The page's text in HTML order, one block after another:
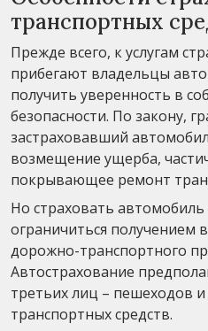
транспортных
Прежде всего, к услугам
прибегают владельцы
получить уверенность в
безопасности. По закону,
застраховавший
возмещение ущерба,
покрывающее ремонт
Но страховать
ограничиться получением
дорожно-транспортного
Автострахование
третьих лиц – пешеходов
транспортных средств.